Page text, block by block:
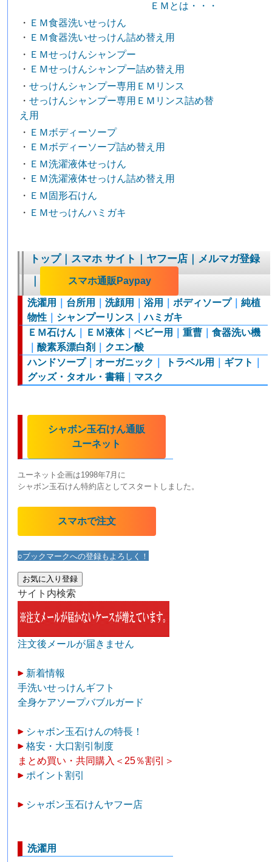
ＥＭとは・・・
・ ＥＭ食器洗いせっけん
・ ＥＭ食器洗いせっけん詰め替え用
・ ＥＭせっけんシャンプー
・ ＥＭせっけんシャンプー詰め替え用
・せっけんシャンプー専用ＥＭリンス
・せっけんシャンプー専用ＥＭリンス詰め替
え用
・ ＥＭボディーソープ
・ ＥＭボディーソープ詰め替え用
・ ＥＭ洗濯液体せっけん
・ ＥＭ洗濯液体せっけん詰め替え用
・ ＥＭ固形石けん
・ ＥＭせっけんハミガキ
トップ｜スマホ サイト｜ヤフー店｜メルマガ登録
｜
スマホ通販Paypay
洗濯用 台所用 ｜洗顔用 ｜浴用 ｜ボディソープ｜純植
物性
シャンプーリンス ｜ハミガキ
ＥＭ石けん
ＥＭ液体｜ベビー用 ｜重曹 ｜食器洗い機
｜酸素系漂白剤
クエン酸
ハンドソープ｜オーガニック トラベル用 ギフト
グッズ・タオル・書籍
マスク
シャボン玉石けん通販
ユーネット
ユーネット企画は1998年7月に
シャボン玉石けん特約店としてスタートしました。
スマホで注文
○ブックマークへの登録もよろしく！
お気に入り登録
サイト内検索
注文後メールが届きません
新着情報
手洗いせっけんギフト
全身ケアソープバブルガード
シャボン玉石けんの特長！
格安・大口割引制度
まとめ買い・共同購入＜25％割引＞
ポイント割引
シャボン玉石けんヤフー店
洗濯用